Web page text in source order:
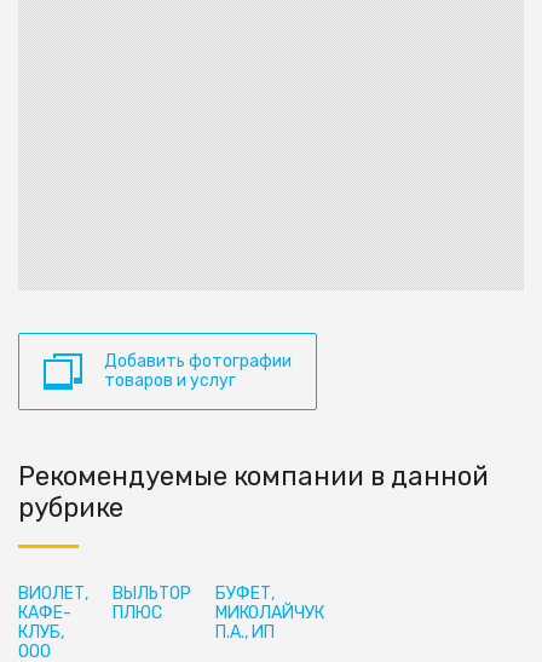
Добавить фотографии
товаров и услуг
Рекомендуемые компании в данной
рубрике
ВИОЛЕТ,
КАФЕ-
КЛУБ,
ООО
ВЫЛЬТОР
ПЛЮС
БУФЕТ,
МИКОЛАЙЧУК
П.А., ИП